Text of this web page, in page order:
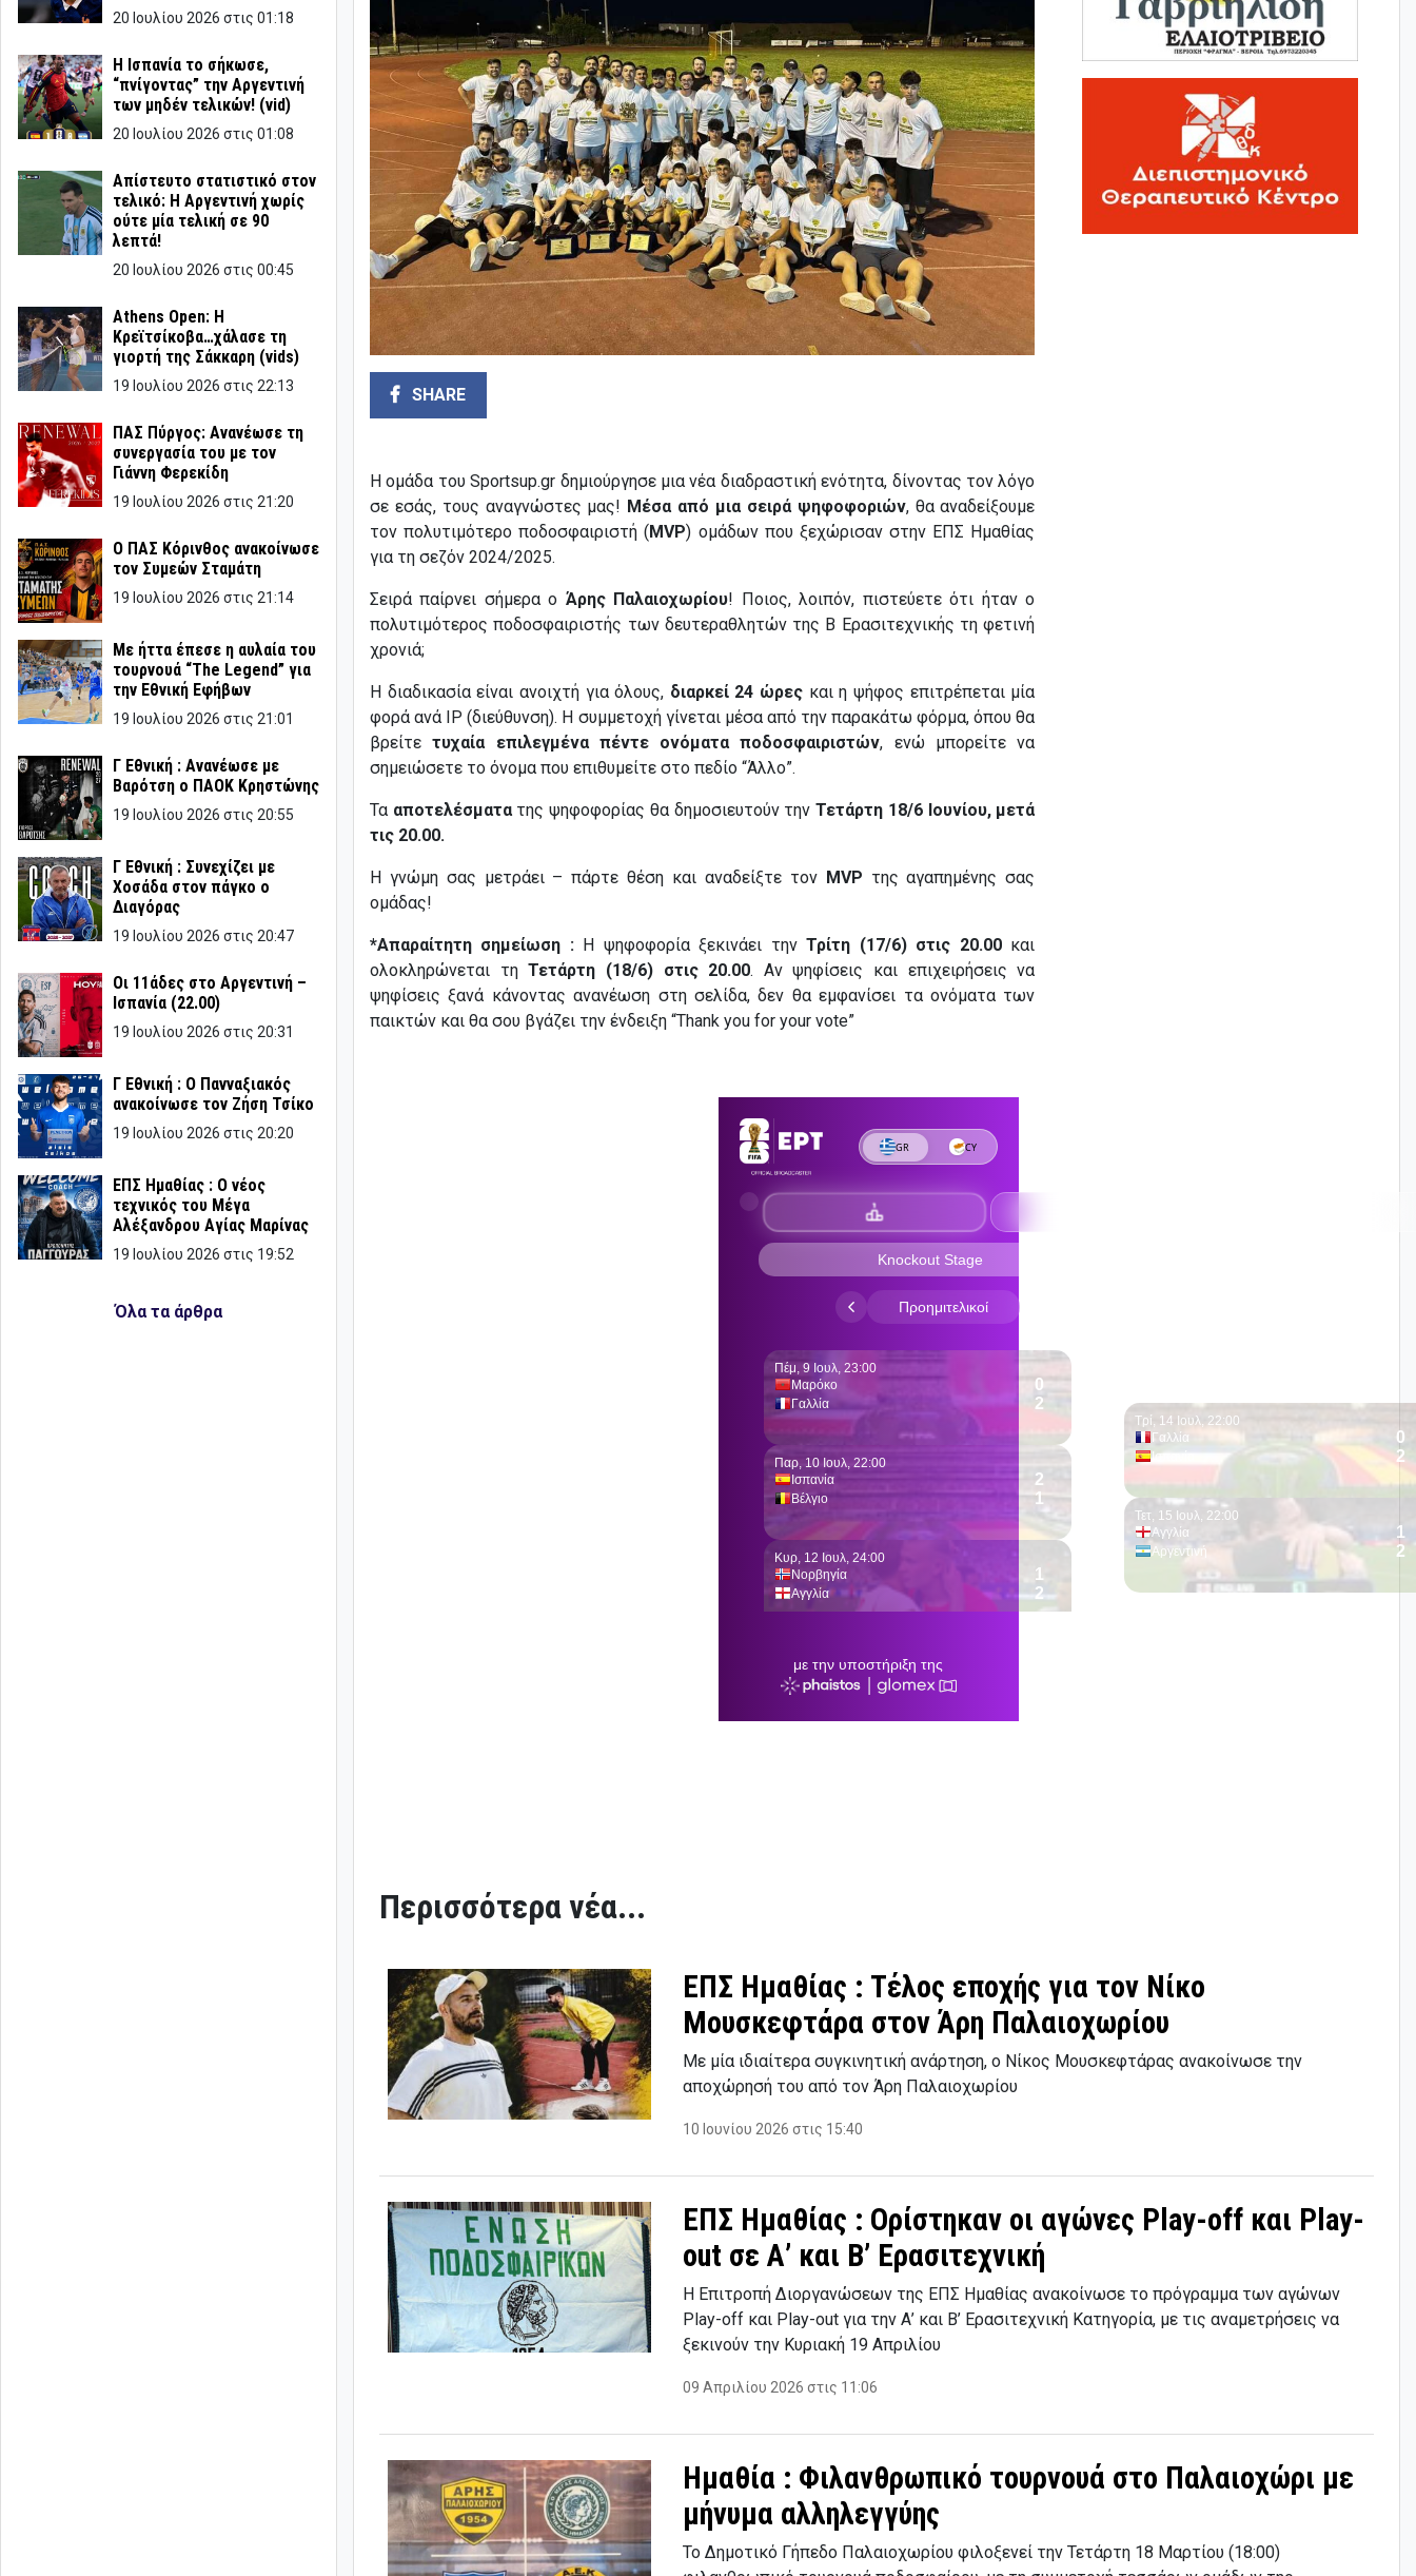
20 Ιουλίου 2026 στις 01:18
Η Ισπανία το σήκωσε,
“πνίγοντας” την Αργεντινή
των μηδέν τελικών! (vid)
20 Ιουλίου 2026 στις 01:08
Απίστευτο στατιστικό στον
τελικό: Η Αργεντινή χωρίς
ούτε μία τελική σε 90
λεπτά!
20 Ιουλίου 2026 στις 00:45
Athens Open: Η
Κρεϊτσίκοβα…χάλασε τη
γιορτή της Σάκκαρη (vids)
19 Ιουλίου 2026 στις 22:13
ΠΑΣ Πύργος: Ανανέωσε τη
συνεργασία του με τον
Γιάννη Φερεκίδη
19 Ιουλίου 2026 στις 21:20
Ο ΠΑΣ Κόρινθος ανακοίνωσε
τον Συμεών Σταμάτη
19 Ιουλίου 2026 στις 21:14
Με ήττα έπεσε η αυλαία του
τουρνουά “The Legend” για
την Εθνική Εφήβων
19 Ιουλίου 2026 στις 21:01
Γ Εθνική : Ανανέωσε με
Βαρότση ο ΠΑΟΚ Κρηστώνης
19 Ιουλίου 2026 στις 20:55
Γ Εθνική : Συνεχίζει με
Χοσάδα στον πάγκο ο
Διαγόρας
19 Ιουλίου 2026 στις 20:47
Οι 11άδες στο Αργεντινή –
Ισπανία (22.00)
19 Ιουλίου 2026 στις 20:31
Γ Εθνική : Ο Πανναξιακός
ανακοίνωσε τον Ζήση Τσίκο
19 Ιουλίου 2026 στις 20:20
ΕΠΣ Ημαθίας : Ο νέος
τεχνικός του Μέγα
Αλέξανδρου Αγίας Μαρίνας
19 Ιουλίου 2026 στις 19:52
Όλα τα άρθρα
SHARE
Η ομάδα του Sportsup.gr δημιούργησε μια νέα διαδραστική ενότητα, δίνοντας τον λόγο
σε εσάς, τους αναγνώστες μας! Μέσα από μια σειρά ψηφοφοριών, θα αναδείξουμε
τον πολυτιμότερο ποδοσφαιριστή (MVP) ομάδων που ξεχώρισαν στην ΕΠΣ Ημαθίας
για τη σεζόν 2024/2025.
Σειρά παίρνει σήμερα ο Άρης Παλαιοχωρίου! Ποιος, λοιπόν, πιστεύετε ότι ήταν ο
πολυτιμότερος ποδοσφαιριστής των δευτεραθλητών της Β Ερασιτεχνικής τη φετινή
χρονιά;
Η διαδικασία είναι ανοιχτή για όλους, διαρκεί 24 ώρες και η ψήφος επιτρέπεται μία
φορά ανά IP (διεύθυνση). Η συμμετοχή γίνεται μέσα από την παρακάτω φόρμα, όπου θα
βρείτετυχαία επιλεγμένα πέντε ονόματα ποδοσφαιριστών, ενώ μπορείτε να
σημειώσετε το όνομα που επιθυμείτε στο πεδίο “Άλλο”.
Τα αποτελέσματατης ψηφοφορίας θα δημοσιευτούν τηνΤετάρτη 18/6 Ιουνίου, μετά
τις 20.00.
Η γνώμη σας μετράει – πάρτε θέση και αναδείξτε τον MVP της αγαπημένης σας
ομάδας!
*Απαραίτητη σημείωση :Η ψηφοφορία ξεκινάει τηνΤρίτη (17/6) στις 20.00και
ολοκληρώνεται τηΤετάρτη (18/6) στις 20.00. Αν ψηφίσεις και επιχειρήσεις να
ψηφίσεις ξανά κάνοντας ανανέωση στη σελίδα, δεν θα εμφανίσει τα ονόματα των
παικτών και θα σου βγάζει την ένδειξη “Thank you for your vote”
Περισσότερα νέα...
ΕΠΣ Ημαθίας : Τέλος εποχής για τον Νίκο
Μουσκεφτάρα στον Άρη Παλαιοχωρίου
Με μία ιδιαίτερα συγκινητική ανάρτηση, ο Νίκος Μουσκεφτάρας ανακοίνωσε την
αποχώρησή του από τον Άρη Παλαιοχωρίου
10 Ιουνίου 2026 στις 15:40
ΕΠΣ Ημαθίας : Ορίστηκαν οι αγώνες Play-off και Play-
out σε Α’ και Β’ Ερασιτεχνική
Η Επιτροπή Διοργανώσεων της ΕΠΣ Ημαθίας ανακοίνωσε το πρόγραμμα των αγώνων
Play-off και Play-out για την Α’ και Β’ Ερασιτεχνική Κατηγορία, με τις αναμετρήσεις να
ξεκινούν την Κυριακή 19 Απριλίου
09 Απριλίου 2026 στις 11:06
Ημαθία : Φιλανθρωπικό τουρνουά στο Παλαιοχώρι με
μήνυμα αλληλεγγύης
Το Δημοτικό Γήπεδο Παλαιοχωρίου φιλοξενεί την Τετάρτη 18 Μαρτίου (18:00)